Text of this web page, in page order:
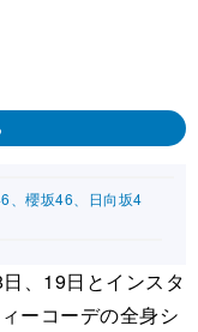
、櫻坂46、日向坂4
、19日とインスタ
ーコーデの全身シ